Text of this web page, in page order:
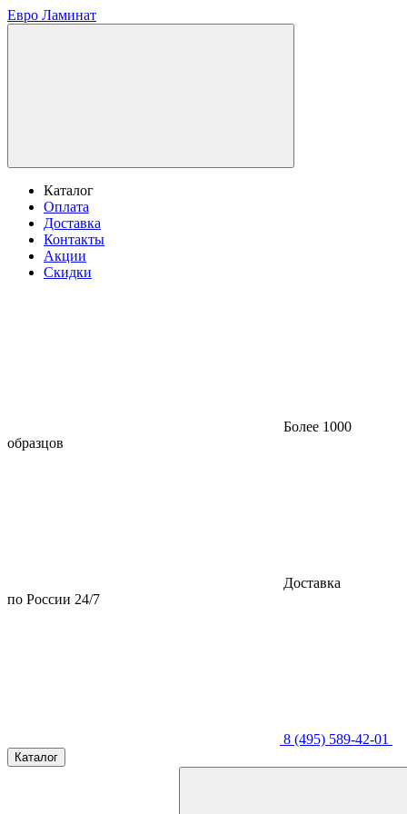
Евро Ламинат
Каталог
Оплата
Доставка
Контакты
Акции
Скидки
Более 1000
образцов
Доставка
по России 24/7
8 (495) 589-42-01
Каталог